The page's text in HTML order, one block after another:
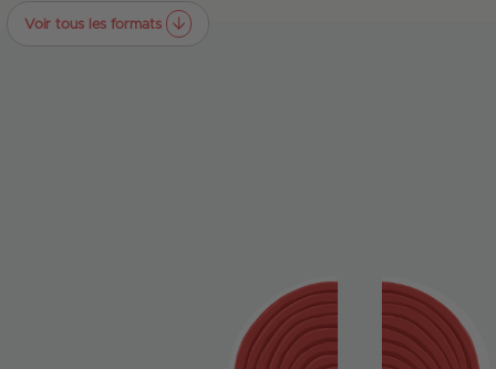
Voir tous les formats